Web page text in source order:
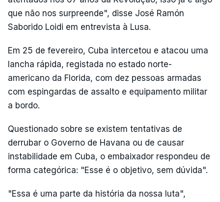
que não nos surpreende", disse José Ramón
Saborido Loidi em entrevista à Lusa.
Em 25 de fevereiro, Cuba intercetou e atacou uma
lancha rápida, registada no estado norte-
americano da Florida, com dez pessoas armadas
com espingardas de assalto e equipamento militar
a bordo.
Questionado sobre se existem tentativas de
derrubar o Governo de Havana ou de causar
instabilidade em Cuba, o embaixador respondeu de
forma categórica: "Esse é o objetivo, sem dúvida".
"Essa é uma parte da história da nossa luta",